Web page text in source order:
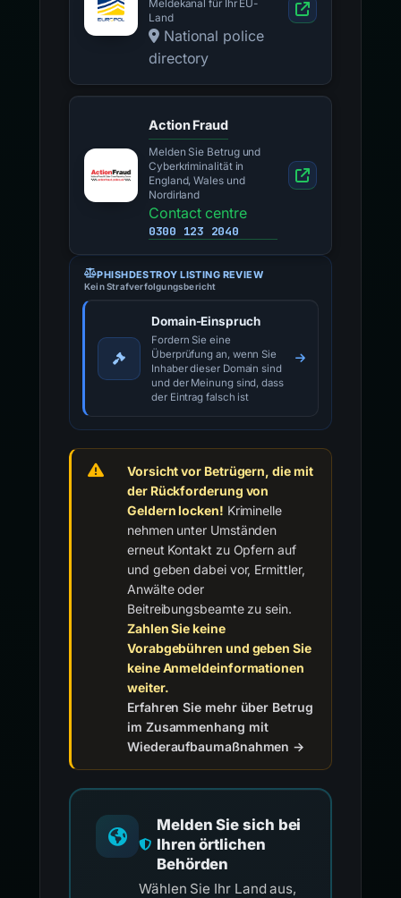
Meldekanal für Ihr EU-
Land
National police
directory
Action Fraud
Melden Sie Betrug und
Cyberkriminalität in
England, Wales und
Nordirland
Contact centre
0300 123 2040
PHISHDESTROY LISTING REVIEW
Kein Strafverfolgungsbericht
Domain-Einspruch
Fordern Sie eine
Überprüfung an, wenn Sie
Inhaber dieser Domain sind
und der Meinung sind, dass
der Eintrag falsch ist
Vorsicht vor Betrügern, die mit
der Rückforderung von
Geldern locken! Kriminelle
nehmen unter Umständen
erneut Kontakt zu Opfern auf
und geben dabei vor, Ermittler,
Anwälte oder
Beitreibungsbeamte zu sein.
Zahlen Sie keine
Vorabgebühren und geben Sie
keine Anmeldeinformationen
weiter.
Erfahren Sie mehr über Betrug
im Zusammenhang mit
Wiederaufbaumaßnahmen →
Melden Sie sich bei
Ihren örtlichen
Behörden
Wählen Sie Ihr Land aus,